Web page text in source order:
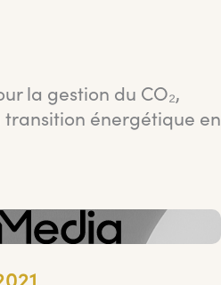
la gestion du CO₂,
transition énergétique en